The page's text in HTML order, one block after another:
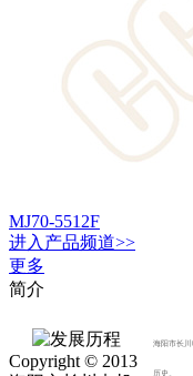
MJ70-5512F
进入 产品频道>>
更多
简介
海阳市长
历史。 公
Copyright © 2013